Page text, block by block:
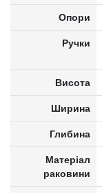
Опори
Ручки
Висота
Ширина
Глибина
Матеріал
раковини